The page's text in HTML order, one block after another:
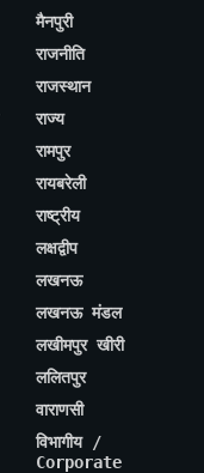
मैनपुरी
राजनीति
राजस्थान
राज्य
रामपुर
रायबरेली
राष्ट्रीय
लक्षद्वीप
लखनऊ
लखनऊ मंडल
लखीमपुर खीरी
ललितपुर
वाराणसी
विभागीय /
Corporate